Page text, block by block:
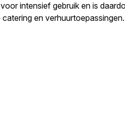
intensief gebruik en is
en verhuurtoepassingen.